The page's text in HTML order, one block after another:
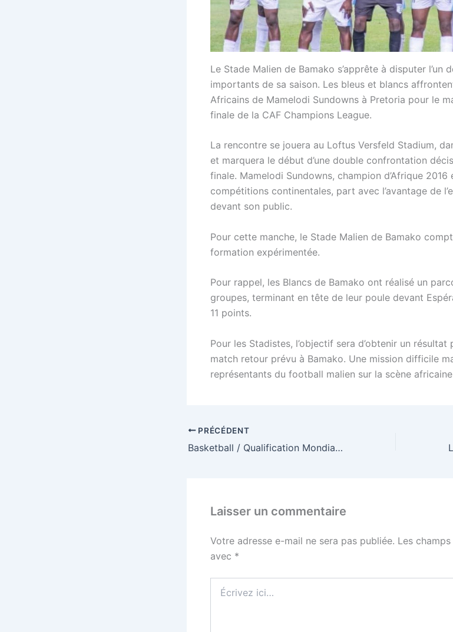
Le Stade Malien de Bamako s’apprête à disputer l’un
importants de sa saison. Les bleus et blancs
Africains de Mamelodi Sundowns à Pretoria pour le
finale de la CAF Champions League.
La rencontre se jouera au Loftus Versfeld Stadium,
et marquera le début d’une double confrontation
finale. Mamelodi Sundowns, champion d’Afrique
compétitions continentales, part avec l’avantage de
devant son public.
Pour cette manche, le Stade Malien de Bamako
formation expérimentée.
Pour rappel, les Blancs de Bamako ont réalisé un
groupes, terminant en tête de leur poule devant
11 points.
Pour les Stadistes, l’objectif sera d’obtenir un
match retour prévu à Bamako. Une mission difficile
représentants du football malien sur la scène
PRÉCÉDENT
Basketball / Qualification Mondiale : les Aigles Dames du Mali se relancent face à la République tchèque
Laisser un commentaire
Votre adresse e-mail ne sera pas publiée. Les
avec *
ici…